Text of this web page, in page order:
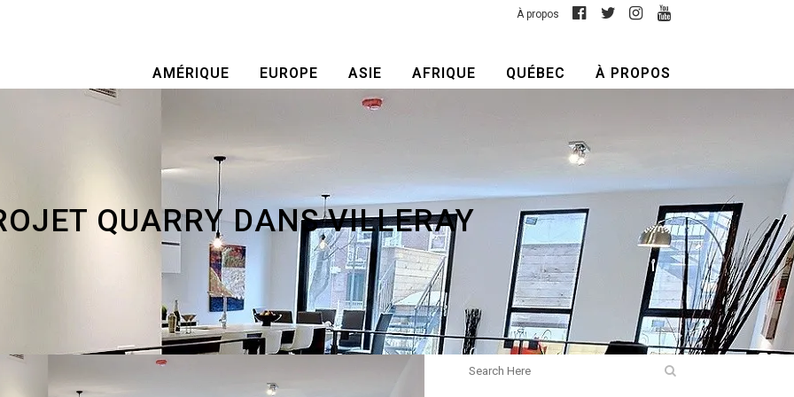
À propos
AMÉRIQUE EUROPE ASIE AFRIQUE QUÉBEC À PROPOS
QUARRY DANS VILLERAY